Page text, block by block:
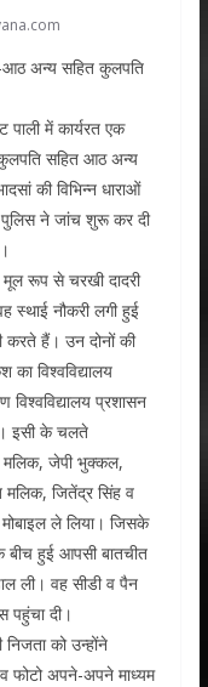
अन्य सहित कुलपति
पाली में कार्यरत एक
कुलपति सहित आठ अन्य
की विभिन्न धाराओं
पुलिस ने जांच शुरू कर दी
मूल रूप से चरखी दादरी
स्थाई नौकरी लगी हुई
करते हैं। उन दोनों की
विश्वविद्यालय
प्रशासन
इसी के चलते
मलिक, जेपी भुक्कल,
जितेंद्र सिंह व
ले लिया। जिसके
हुई आपसी बातचीत
ली। वह सीडी व पैन
पहुंचा दी।
को उन्होंने
फोटो अपने-अपने माध्यम